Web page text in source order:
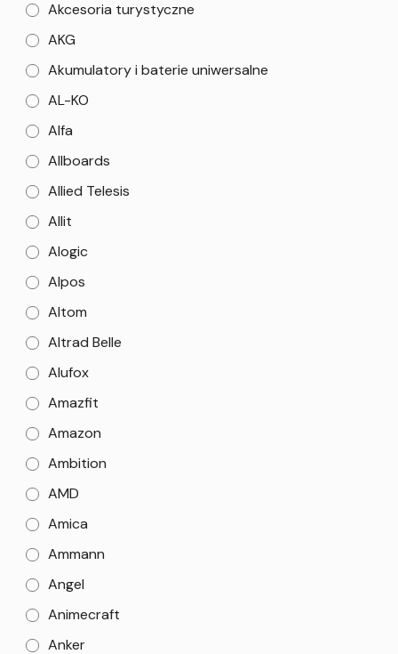
Akcesoria turystyczne
AKG
Akumulatory i baterie uniwersalne
AL-KO
Alfa
Allboards
Allied Telesis
Allit
Alogic
Alpos
Altom
Altrad Belle
Alufox
Amazfit
Amazon
Ambition
AMD
Amica
Ammann
Angel
Animecraft
Anker